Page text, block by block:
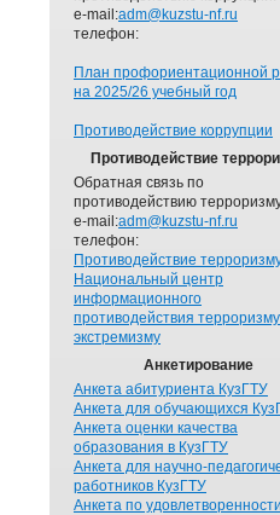
e-mail:adm@kuzstu-nf.ru
телефон:
План профориентационной
на 2025/26 учебный год
Противодействие коррупции
Противодействие
Обратная связь по
противодействию
e-mail:adm@kuzstu-nf.ru
телефон:
Противодействие
Национальный центр
информационного
противодействия
экстремизму
Анкетирование
Анкета абитуриента КузГТУ
Анкета для обучающихся
Анкета оценки качества
образования в КузГТУ
Анкета для научно-
работников КузГТУ
Анкета по